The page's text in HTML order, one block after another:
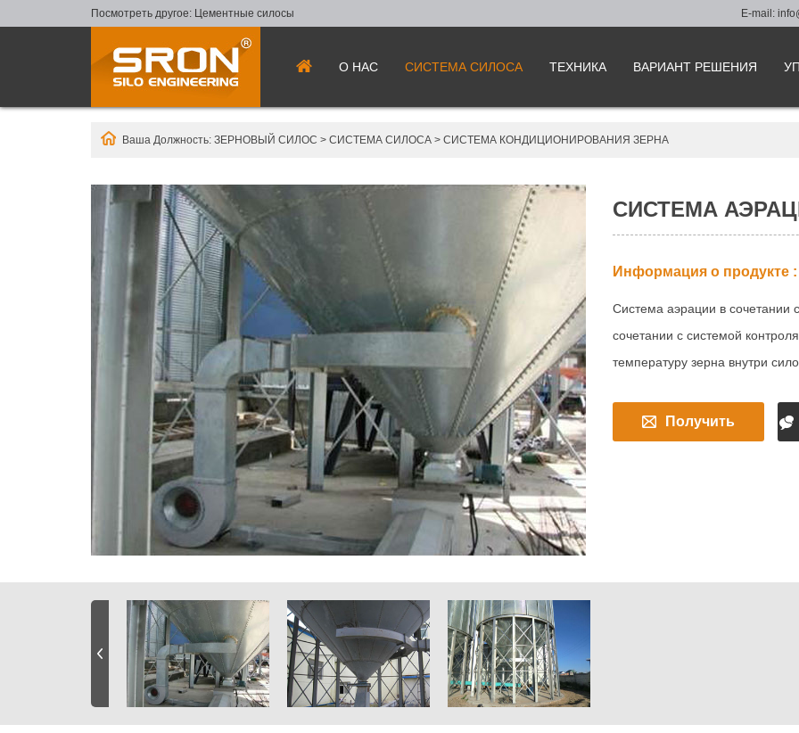
Посмотреть другое: Цементные силосы E-mail:
О НАС СИСТЕМА СИЛОСА ТЕХНИКА ВАРИАНТ РЕШЕНИЯ
Ваша Должность: ЗЕРНОВЫЙ СИЛОС > СИСТЕМА СИЛОСА > СИСТЕМА КОНДИЦИОНИРОВАНИЯ ЗЕРНА
СИСТЕМА
Информация о продукте :
Система аэрации в сочетании
сочетании с системой
температуру зерна внутри
Получить